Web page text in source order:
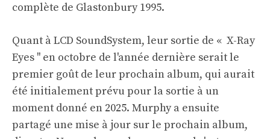
complète de Glastonbury 1995.
Quant à LCD SoundSystem, leur sortie de « X-Ray
Eyes '' en octobre de l'année dernière serait le
premier goût de leur prochain album, qui aurait
été initialement prévu pour la sortie à un
moment donné en 2025. Murphy a ensuite
partagé une mise à jour sur le prochain album,